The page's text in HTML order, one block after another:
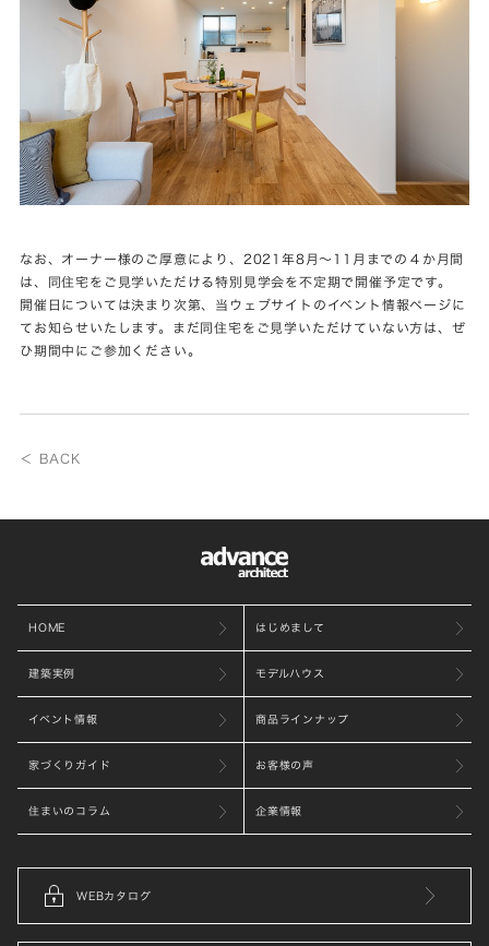
なお、オーナー様のご厚意により、2021年8月～11月までの４か月間
は、同住宅をご見学いただける特別見学会を不定期で開催予定です。
開催日については決まり次第、当ウェブサイトのイベント情報ページに
てお知らせいたします。まだ同住宅をご見学いただけていない方は、ぜ
ひ期間中にご参加ください。
＜ BACK
HOME はじめまして
建築実例 モデルハウス
イベント情報 商品ラインナップ
家づくりガイド お客様の声
住まいのコラム 企業情報
WEBカタログ